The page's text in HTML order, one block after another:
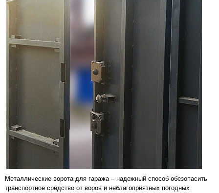
Металлические ворота для гаража – надежный способ обезопасить
транспортное средство от воров и неблагоприятных погодных